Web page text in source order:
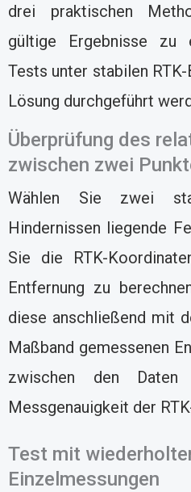
drei praktischen
gültige Ergebnisse zu
Tests unter stabilen
Lösung durchgeführt
Überprüfung des
zwischen zwei
Wählen Sie zwei
Hindernissen liegende
Sie die RTK-
Entfernung zu
diese anschließend mit
Maßband gemessenen
zwischen den
Messgenauigkeit der
Test mit
Einzelmessungen